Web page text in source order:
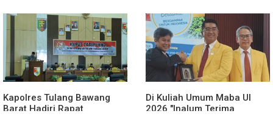
Syukur dan Kebersamaan
Dinas, Doa Bersama Anak
Yatim Warnai Momen
Khidmat
Kapolres Tulang Bawang
Barat Hadiri Rapat
Di Kuliah Umum Maba UI
2026 "Inalum Terima